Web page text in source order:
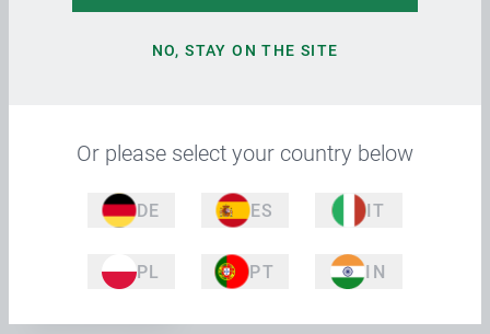
NO, STAY ON THE SITE
Or please select your country below
DE ES IT
PL PT IN
Salamander definiert mit seiner
myWindow_Strategie das Fenster als ein erlebbares,
Interieur-Design. Nur wenige und besonders
dieser Innovationspreis zuteil. Am 24. Juni wird
Salamander für diese Leistungen zusätzlich vom
Mentor des Wettbewerbs, dem
Wissenschaftsjournalisten Ranga Yogeshwar,